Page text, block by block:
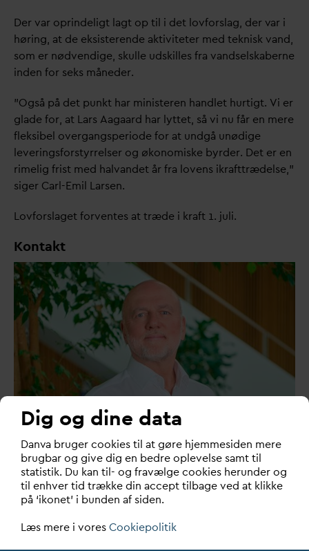
Der var oprindeligt lagt op til i det lovforslag, der var i
høring, at de eksisterende aktiviteter med teknisk vand,
som er nødvendige, skulle udskilles fra vandselskaberne
inden for seks måneder.
”Også på det punkt har ministeren handlet hurtigt. Vi er
glade for, at Lars Aagaard har lyttet, så vi nu får en mere
fleksibel overgangsperiode for at undgå unødige
leveringsforstyrrelser og økonomiske byrder. Det er en
rimelig frist med halvandet år fra lovens ikrafttrædelse,”
siger Carl-Emil Larsen.
Lovforslaget forventes at træde i kraft 1. juli.
Kontakt
Karsten Bjørno
Kommunikationschef
Dig og dine data
Danva bruger cookies til at gøre hjemmesiden mere
brugbar og give dig en bedre oplevelse samt til
statistik. Du kan til- og fravælge cookies herunder og
til enhver tid trække din accept tilbage ved at klikke
på ‘ikonet’ i bunden af siden.
Læs mere i voresCookiepolitik